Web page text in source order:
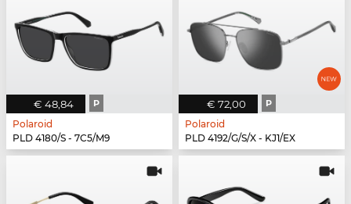
€ 48,84 P
Polaroid
PLD 4180/S - 7C5/M9
€ 72,00 P
Polaroid
PLD 4192/G/S/X - KJ1/EX